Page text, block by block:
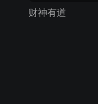
财神有道